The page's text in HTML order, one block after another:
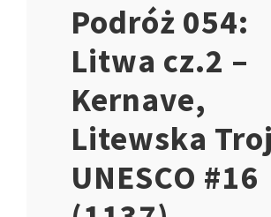
Podróż 054:
Litwa cz.2 –
Kernave,
Litewska
UNESCO #16